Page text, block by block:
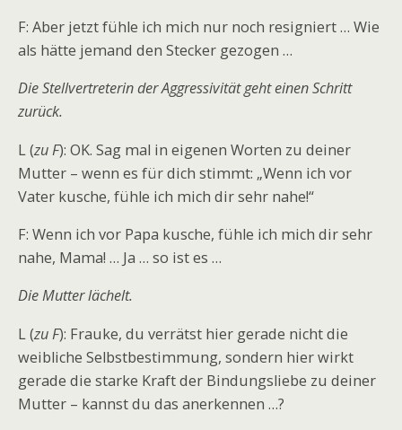
F: Aber jetzt fühle ich mich nur noch resigniert … Wie
als hätte jemand den Stecker gezogen …
Die Stellvertreterin der Aggressivität geht einen Schritt
zurück.
L (zu F): OK. Sag mal in eigenen Worten zu deiner
Mutter – wenn es für dich stimmt: „Wenn ich vor
Vater kusche, fühle ich mich dir sehr nahe!“
F: Wenn ich vor Papa kusche, fühle ich mich dir sehr
nahe, Mama! … Ja … so ist es …
Die Mutter lächelt.
L (zu F): Frauke, du verrätst hier gerade nicht die
weibliche Selbstbestimmung, sondern hier wirkt
gerade die starke Kraft der Bindungsliebe zu deiner
Mutter – kannst du das anerkennen …?